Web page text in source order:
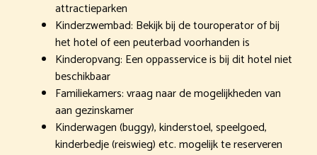
attractieparken
Kinderzwembad: Bekijk bij de touroperator of bij
het hotel of een peuterbad voorhanden is
Kinderopvang: Een oppasservice is bij dit hotel niet
beschikbaar
Familiekamers: vraag naar de mogelijkheden van
aan gezinskamer
Kinderwagen (buggy), kinderstoel, speelgoed,
kinderbedje (reiswieg) etc. mogelijk te reserveren